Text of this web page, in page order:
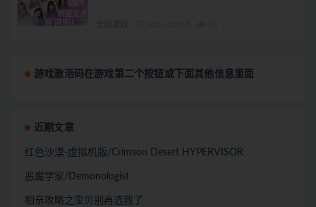
游戏激活码在游戏第二个按钮或下面其他信息里面
近期文章
红色沙漠-虚拟机版/Crimson Desert HYPERVISOR
恶魔学家/Demonologist
相亲攻略之宝贝别再选我了